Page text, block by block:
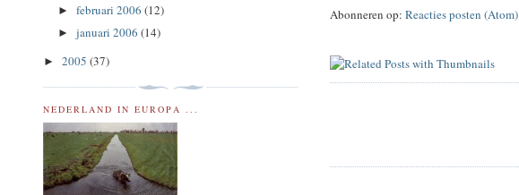
Abonneren op:Reacties posten (Atom)
► februari 2006 (12)
► januari 2006 (14)
► 2005 (37)
NEDERLAND IN EUROPA ...